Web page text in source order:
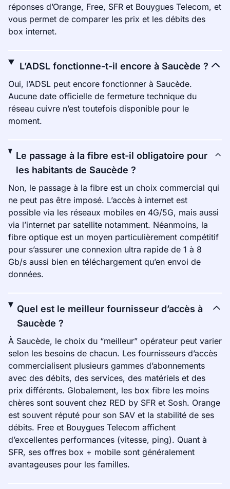
réponses d’Orange, Free, SFR et Bouygues Telecom, et
vous permet de comparer les prix et les débits des
box internet.
L’ADSL fonctionne-t-il encore à Saucède ?
Oui, l’ADSL peut encore fonctionner à Saucède.
Aucune date officielle de fermeture technique du
réseau cuivre n’est toutefois disponible pour le
moment.
Le passage à la fibre est-il obligatoire pour
les habitants de Saucède ?
Non, le passage à la fibre est un choix commercial qui
ne peut pas être imposé. L’accès à internet est
possible via les réseaux mobiles en 4G/5G, mais aussi
via l’internet par satellite notamment. Néanmoins, la
fibre optique est un moyen particulièrement compétitif
pour s’assurer une connexion ultra rapide de 1 à 8
Gb/s aussi bien en téléchargement qu’en envoi de
données.
Quel est le meilleur fournisseur d’accès à
Saucède ?
À Saucède, le choix du “meilleur” opérateur peut varier
selon les besoins de chacun. Les fournisseurs d’accès
commercialisent plusieurs gammes d’abonnements
avec des débits, des services, des matériels et des
prix différents. Globalement, les box fibre les moins
chères sont souvent chez RED by SFR et Sosh. Orange
est souvent réputé pour son SAV et la stabilité de ses
débits. Free et Bouygues Telecom affichent
d’excellentes performances (vitesse, ping). Quant à
SFR, ses offres box + mobile sont généralement
avantageuses pour les familles.